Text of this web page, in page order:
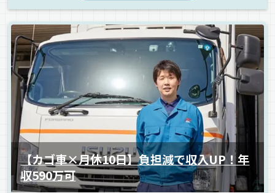
飲料水
食品 その他 トレーラー 正社員
【カゴ車×月休10日】負担減で収入UP！年
収590万可